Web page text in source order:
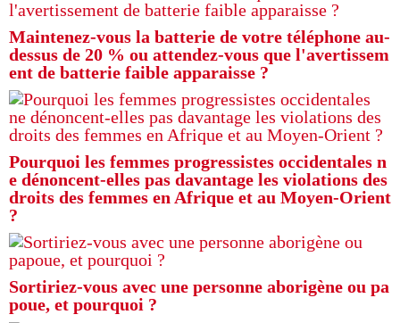
Maintenez-vous la batterie de votre téléphone au-
dessus de 20 % ou attendez-vous que l'avertissem
ent de batterie faible apparaisse ?
Pourquoi les femmes progressistes occidentales n
e dénoncent-elles pas davantage les violations des
droits des femmes en Afrique et au Moyen-Orient
?
Sortiriez-vous avec une personne aborigène ou pa
poue, et pourquoi ?